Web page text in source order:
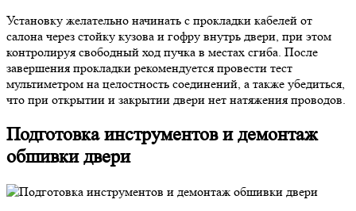
Установку желательно начинать с прокладки кабелей от
салона через стойку кузова и гофру внутрь двери, при этом
контролируя свободный ход пучка в местах сгиба. После
завершения прокладки рекомендуется провести тест
мультиметром на целостность соединений, а также убедиться,
что при открытии и закрытии двери нет натяжения проводов.
Подготовка инструментов и демонтаж
обшивки двери